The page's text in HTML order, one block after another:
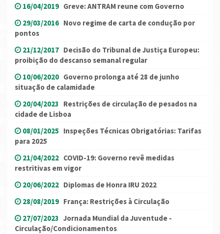
16/04/2019 Greve: ANTRAM reune com Governo
29/03/2016 Novo regime de carta de condução por
pontos
21/12/2017 Decisão do Tribunal de Justiça Europeu:
proibição do descanso semanal regular
10/06/2020 Governo prolonga até 28 de junho
situação de calamidade
20/04/2023 Restrições de circulação de pesados na
cidade de Lisboa
08/01/2025 Inspeções Técnicas Obrigatórias: Tarifas
para 2025
21/04/2022 COVID-19: Governo revê medidas
restritivas em vigor
20/06/2022 Diplomas de Honra IRU 2022
28/08/2019 França: Restrições à Circulação
27/07/2023 Jornada Mundial da Juventude -
Circulação/Condicionamentos